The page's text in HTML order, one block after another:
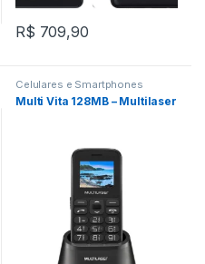
R$ 709,90
Celulares e Smartphones
Multi Vita 128MB – Multilaser